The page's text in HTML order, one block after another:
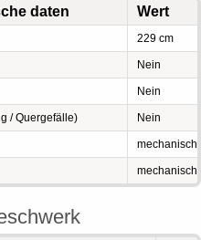
daten Wert
229 cm
Nein
Nein
/ Quergefälle) Nein
mechanisch
mechanisch